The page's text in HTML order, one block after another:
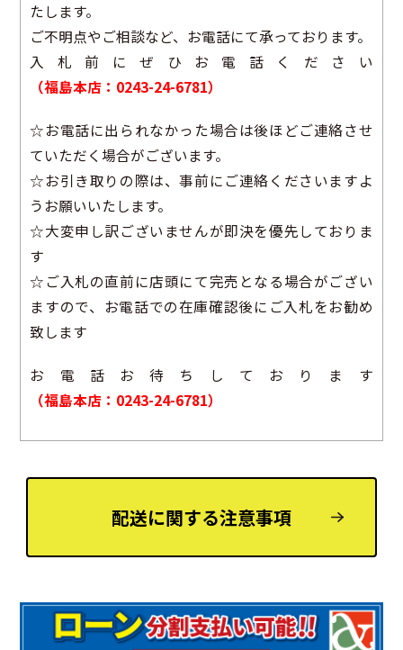
たします。
ご不明点やご相談など、お電話にて承っております。
入札前にぜひお電話ください
（福島本店：0243-24-6781）
☆お電話に出られなかった場合は後ほどご連絡させ
ていただく場合がございます。
☆お引き取りの際は、事前にご連絡くださいますよ
うお願いいたします。
☆大変申し訳ございませんが即決を優先しておりま
す
☆ご入札の直前に店頭にて完売となる場合がござい
ますので、お電話での在庫確認後にご入札をお勧め
致します
お電話お待ちしております
（福島本店：0243-24-6781）
配送に関する注意事項